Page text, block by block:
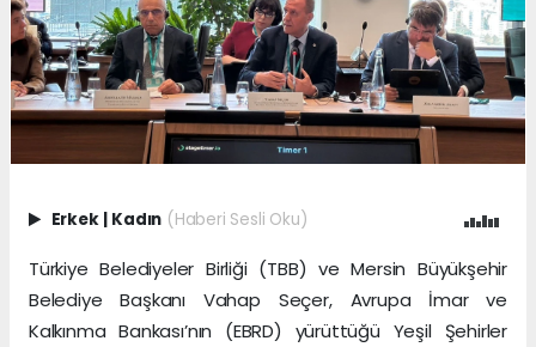
Erkek | Kadın (Haberi Sesli Oku)
Türkiye Belediyeler Birliği (TBB) ve Mersin Büyükşehir
Belediye Başkanı Vahap Seçer, Avrupa İmar ve
Kalkınma Bankası’nın (EBRD) yürüttüğü Yeşil Şehirler